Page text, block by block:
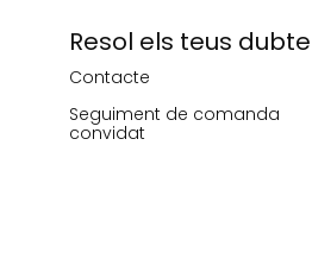
Resol els teus
Contacte
Seguiment de comanda
convidat